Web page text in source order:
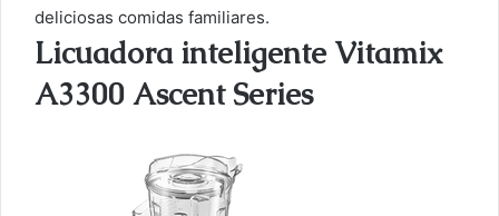
deliciosas comidas familiares.
Licuadora inteligente Vitamix
A3300 Ascent Series